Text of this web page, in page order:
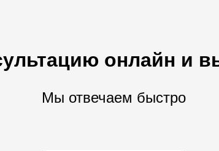
онлайн и
Мы отвечаем быстро